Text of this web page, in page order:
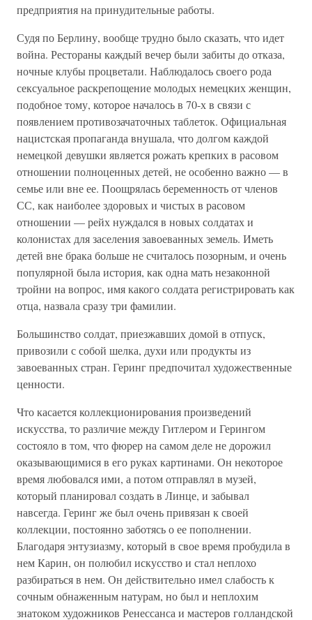
предприятия на принудительные работы.
Судя по Берлину, вообще трудно было сказать, что идет
война. Рестораны каждый вечер были забиты до отказа,
ночные клубы процветали. Наблюдалось своего рода
сексуальное раскрепощение молодых немецких женщин,
подобное тому, которое началось в 70-х в связи с
появлением противозачаточных таблеток. Официальная
нацистская пропаганда внушала, что долгом каждой
немецкой девушки является рожать крепких в расовом
отношении полноценных детей, не особенно важно — в
семье или вне ее. Поощрялась беременность от членов
СС, как наиболее здоровых и чистых в расовом
отношении — рейх нуждался в новых солдатах и
колонистах для заселения завоеванных земель. Иметь
детей вне брака больше не считалось позорным, и очень
популярной была история, как одна мать незаконной
тройни на вопрос, имя какого солдата регистрировать как
отца, назвала сразу три фамилии.
Большинство солдат, приезжавших домой в отпуск,
привозили с собой шелка, духи или продукты из
завоеванных стран. Геринг предпочитал художественные
ценности.
Что касается коллекционирования произведений
искусства, то различие между Гитлером и Герингом
состояло в том, что фюрер на самом деле не дорожил
оказывающимися в его руках картинами. Он некоторое
время любовался ими, а потом отправлял в музей,
который планировал создать в Линце, и забывал
навсегда. Геринг же был очень привязан к своей
коллекции, постоянно заботясь о ее пополнении.
Благодаря энтузиазму, который в свое время пробудила в
нем Карин, он полюбил искусство и стал неплохо
разбираться в нем. Он действительно имел слабость к
сочным обнаженным натурам, но был и неплохим
знатоком художников Ренессанса и мастеров голландской